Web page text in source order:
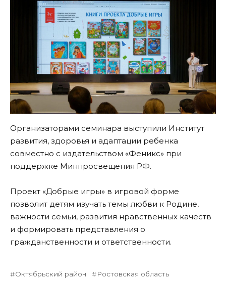
Организаторами семинара выступили Институт
развития, здоровья и адаптации ребенка
совместно с издательством «Феникс» при
поддержке Минпросвещения РФ.
Проект «Добрые игры» в игровой форме
позволит детям изучать темы любви к Родине,
важности семьи, развития нравственных качеств
и формировать представления о
гражданственности и ответственности.
Октябрьский район Ростовская область